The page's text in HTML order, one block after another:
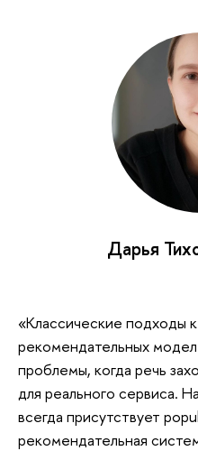
Дарья
«Классические подходы
рекомендательных
проблемы, когда речь
для реального сервиса.
всегда присутствует
рекомендательная